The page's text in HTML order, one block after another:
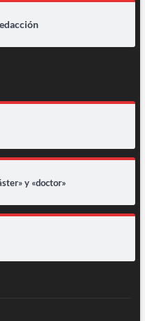
y «doctor»